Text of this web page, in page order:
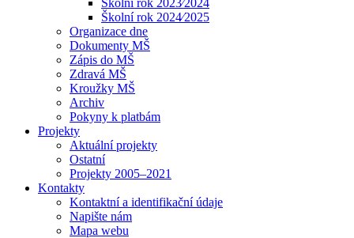
Školní rok 2023⁄2024
Školní rok 2024⁄2025
Organizace dne
Dokumenty MŠ
Zápis do MŠ
Zdravá MŠ
Kroužky MŠ
Archiv
Pokyny k platbám
Projekty
Aktuální projekty
Ostatní
Projekty 2005–2021
Kontakty
Kontaktní a identifikační údaje
Napište nám
Mapa webu